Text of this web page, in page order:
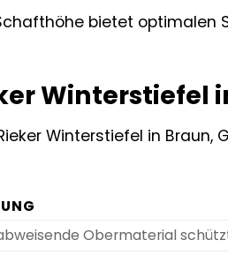
bietet optimalen
Winterstiefel
Winterstiefel in
Obermaterial